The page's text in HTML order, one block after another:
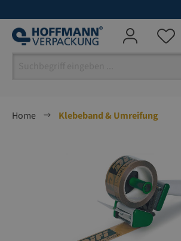
Home
Klebeband & Umreifung